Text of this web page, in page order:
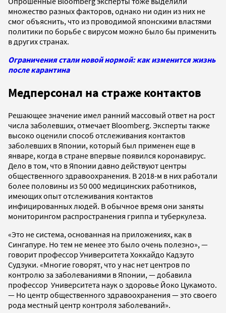
множество разных факторов, однако ни один из них не
смог объяснить, что из проводимой японскими властями
политики по борьбе с вирусом можно было бы применить
в других странах.
Ограничения стали новой нормой: как изменится жизнь
после карантина
Медперсонал на страже контактов
Решающее значение имел ранний массовый ответ на рост
числа заболевших, отмечает Bloomberg. Эксперты также
высоко оценили способ отслеживания контактов
заболевших в Японии, который был применен еще в
январе, когда в стране впервые появился коронавирус.
Дело в том, что в Японии давно действуют центры
общественного здравоохранения. В 2018-м в них работали
более половины из 50 000 медицинских работников,
имеющих опыт отслеживания контактов
инфицированных людей. В обычное время они заняты
мониторингом распространения гриппа и туберкулеза.
«Это не система, основанная на приложениях, как в
Сингапуре. Но тем не менее это было очень полезно», —
говорит профессор Университета Хоккайдо Кадзуто
Судзуки. «Многие говорят, что у нас нет центров по
контролю за заболеваниями в Японии, — добавила
профессор Университета наук о здоровье Йоко Цукамото.
— Но центр общественного здравоохранения — это своего
рода местный центр контроля заболеваний».